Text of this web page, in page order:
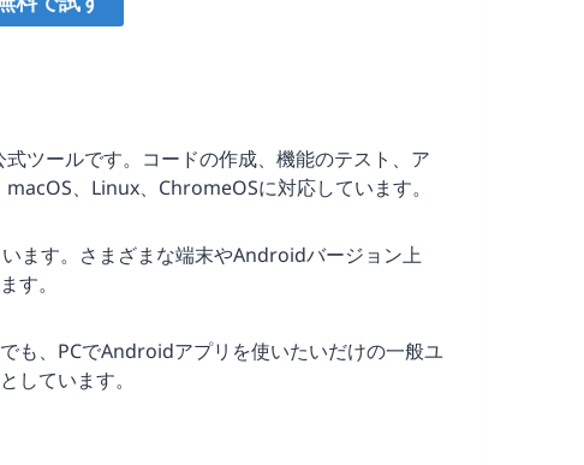
ツールです。コードの作成、機能のテスト、ア
、Linux、ChromeOSに対応しています。
ます。さまざまな端末やAndroidバージョン上
す。
も、PCでAndroidアプリを使いたいだけの一般ユ
しています。